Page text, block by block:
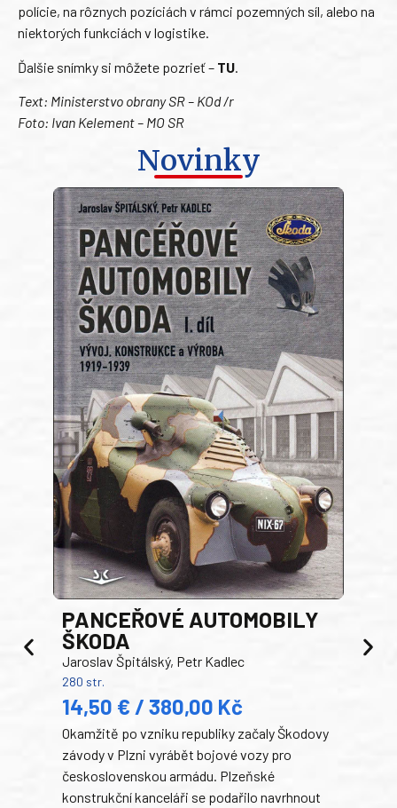
polície, na rôznych pozíciách v rámci pozemných síl, alebo na
niektorých funkciách v logistike.
Ďalšie snímky si môžete pozrieť – TU
Text: Ministerstvo obrany SR – KOd /r
Foto: Ivan Kelement – MO SR
Novinky
PANCEŘOVÉ AUTOMOBILY
ŠKODA
Jaroslav Špitálský, Petr Kadlec
280 str.
14,50 € / 380,00 Kč
Okamžitě po vzniku republiky začaly Škodovy
závody v Plzni vyrábět bojové vozy pro
československou armádu. Plzeňské
konstrukční kanceláři se podařilo navrhnout